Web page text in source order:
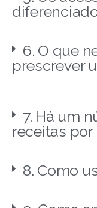
6. O que
prescrever
7. Há um
receitas
8. Como